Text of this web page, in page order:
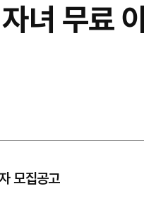
녀 무료
모집공고